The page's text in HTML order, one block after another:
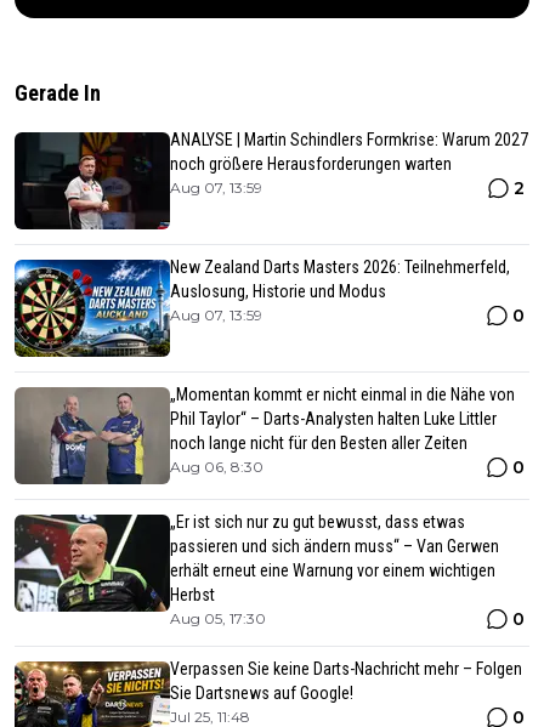
Gerade In
ANALYSE | Martin Schindlers Formkrise: Warum 2027
noch größere Herausforderungen warten
Aug 07, 13:59 2
New Zealand Darts Masters 2026: Teilnehmerfeld,
Auslosung, Historie und Modus
Aug 07, 13:59 0
„Momentan kommt er nicht einmal in die Nähe von
Phil Taylor“ – Darts-Analysten halten Luke Littler
noch lange nicht für den Besten aller Zeiten
Aug 06, 8:30 0
„Er ist sich nur zu gut bewusst, dass etwas
passieren und sich ändern muss“ – Van Gerwen
erhält erneut eine Warnung vor einem wichtigen
Herbst
Aug 05, 17:30 0
Verpassen Sie keine Darts-Nachricht mehr – Folgen
Sie Dartsnews auf Google!
Jul 25, 11:48 0